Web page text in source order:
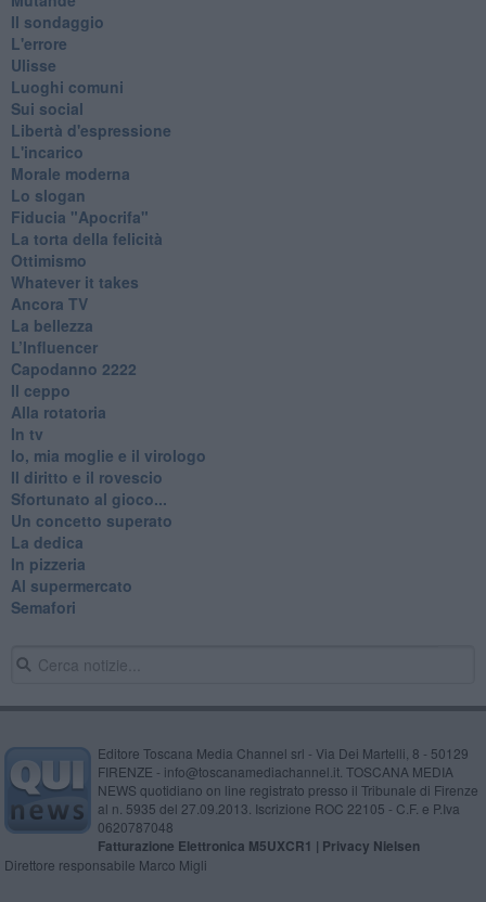
Il sondaggio
L'errore
Ulisse
Luoghi comuni
Sui social
Libertà d'espressione
L'incarico
Morale moderna
Lo slogan
Fiducia "Apocrifa"
La torta della felicità
Ottimismo
Whatever it takes
Ancora TV
La bellezza
L’Influencer
​Capodanno 2222
Il ceppo
Alla rotatoria
In tv
Io, mia moglie e il virologo
Il diritto e il rovescio
Sfortunato al gioco...
Un concetto superato
La dedica
In pizzeria
Al supermercato
Semafori
Editore Toscana Media Channel srl - Via Dei Martelli, 8 - 50129
FIRENZE - info@toscanamediachannel.it. TOSCANA MEDIA
NEWS quotidiano on line registrato presso il Tribunale di Firenze
al n. 5935 del 27.09.2013. Iscrizione ROC 22105 - C.F. e P.Iva
0620787048
Fatturazione Elettronica M5UXCR1 | Privacy Nielsen
Direttore responsabile Marco Migli